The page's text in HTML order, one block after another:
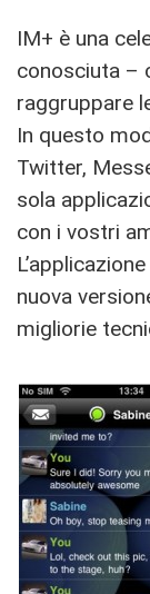
IM+ è una
conosciuta –
raggruppare
In questo
Twitter,
sola
con i vostri
nuova
migliorie